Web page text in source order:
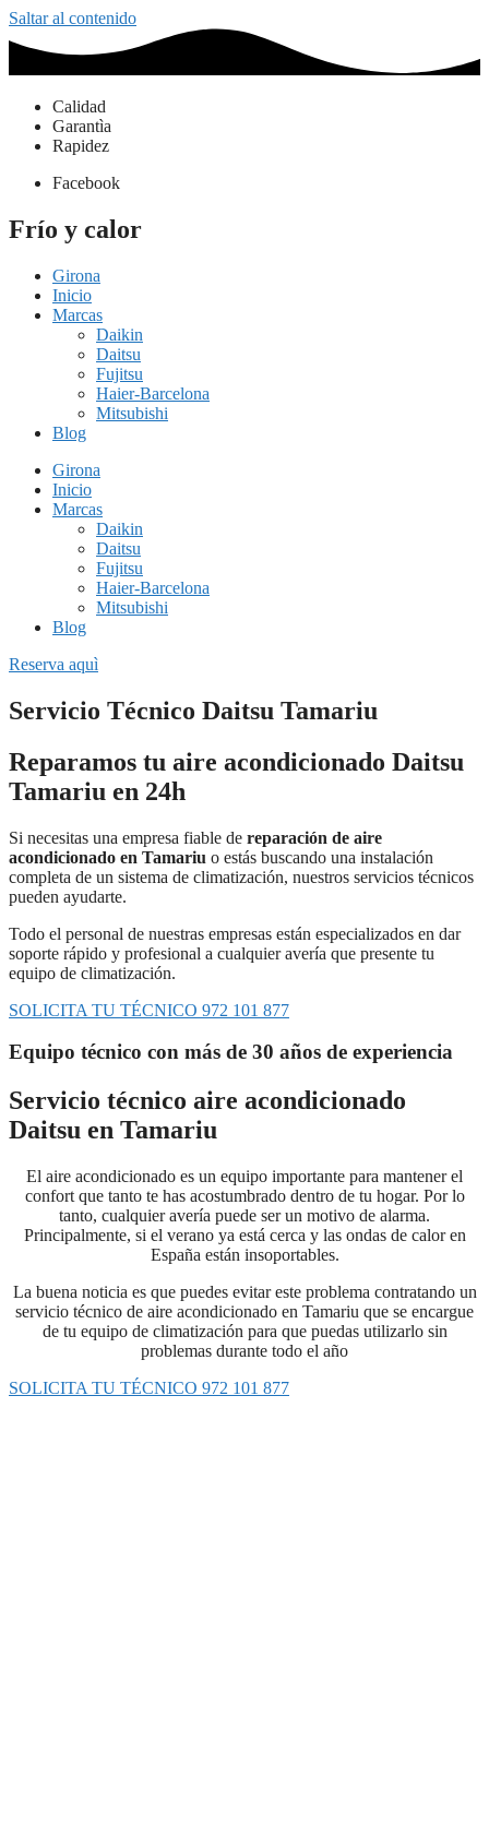
Saltar al contenido
Calidad
Garantìa
Rapidez
Facebook
Frío y calor
Girona
Inicio
Marcas
Daikin
Daitsu
Fujitsu
Haier-Barcelona
Mitsubishi
Blog
Girona
Inicio
Marcas
Daikin
Daitsu
Fujitsu
Haier-Barcelona
Mitsubishi
Blog
Reserva aquì
Servicio Técnico Daitsu Tamariu
Reparamos tu aire acondicionado Daitsu
Tamariu en 24h
Si necesitas una empresa fiable de reparación de aire
acondicionado en Tamariu o estás buscando una instalación
completa de un sistema de climatización, nuestros servicios técnicos
pueden ayudarte.
Todo el personal de nuestras empresas están especializados en dar
soporte rápido y profesional a cualquier avería que presente tu
equipo de climatización.
SOLICITA TU TÉCNICO 972 101 877
Equipo técnico con más de 30 años de experiencia
Servicio técnico aire acondicionado
Daitsu en Tamariu
El aire acondicionado es un equipo importante para mantener el
confort que tanto te has acostumbrado dentro de tu hogar. Por lo
tanto, cualquier avería puede ser un motivo de alarma.
Principalmente, si el verano ya está cerca y las ondas de calor en
España están insoportables.
La buena noticia es que puedes evitar este problema contratando un
servicio técnico de aire acondicionado en Tamariu que se encargue
de tu equipo de climatización para que puedas utilizarlo sin
problemas durante todo el año
SOLICITA TU TÉCNICO 972 101 877